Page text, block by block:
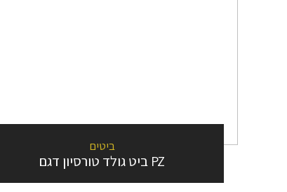
ביטים
ביט גולד טורסיון דגם PZ